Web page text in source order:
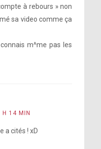
à rebours » non
sa video comme ça
m^me pas les
14 MIN
a cités ! xD